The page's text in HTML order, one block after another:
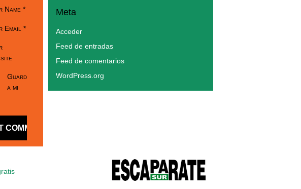
Name *
Email *
Guard
a mi
Meta
Acceder
Feed de entradas
Feed de comentarios
WordPress.org